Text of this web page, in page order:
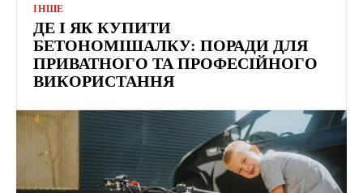
ІНШЕ
ДЕ І ЯК КУПИТИ
БЕТОНОМІШАЛКУ: ПОРАДИ ДЛЯ
ПРИВАТНОГО ТА ПРОФЕСІЙНОГО
ВИКОРИСТАННЯ